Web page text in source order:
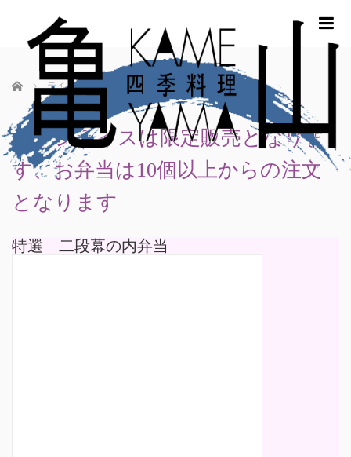
ホーム テイクアウト
ハヤシライスは限定販売となりま
す、お弁当は10個以上からの注文
となります
特選 二段幕の内弁当